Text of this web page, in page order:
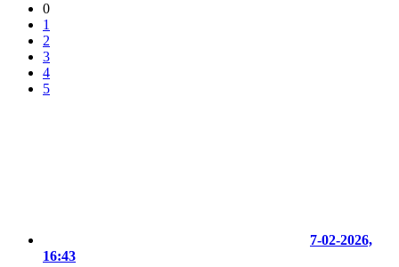
0
1
2
3
4
5
7-02-2026,
16:43